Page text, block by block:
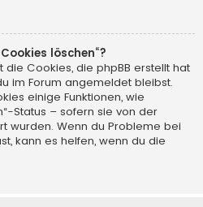
löschen“?
die Cookies, die phpBB erstellt hat
im Forum angemeldet bleibst.
einige Funktionen, wie
Status – sofern sie von der
wurden. Wenn du Probleme bei
kann es helfen, wenn du die